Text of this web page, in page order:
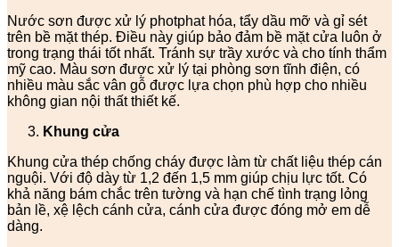
Nước sơn được xử lý photphat hóa, tẩy dầu mỡ và gỉ sét
trên bề mặt thép. Điều này giúp bảo đảm bề mặt cửa luôn ở
trong trạng thái tốt nhất. Tránh sự trầy xước và cho tính thẩm
mỹ cao. Màu sơn được xử lý tại phòng sơn tĩnh điện, có
nhiều màu sắc vân gỗ được lựa chọn phù hợp cho nhiều
không gian nội thất thiết kế.
Khung cửa
Khung cửa thép chống cháy được làm từ chất liệu thép cán
nguội. Với độ dày từ 1,2 đến 1,5 mm giúp chịu lực tốt. Có
khả năng bám chắc trên tường và hạn chế tình trạng lỏng
bản lề, xệ lệch cánh cửa, cánh cửa được đóng mở em dễ
dàng.